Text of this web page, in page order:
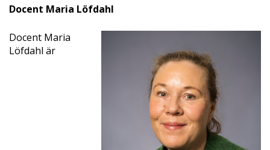
Docent Maria Löfdahl
Docent Maria
Löfdahl är